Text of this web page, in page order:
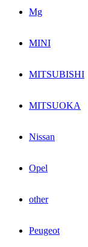
Mg
MINI
MITSUBISHI
MITSUOKA
Nissan
Opel
other
Peugeot